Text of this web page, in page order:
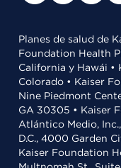
Planes de salud de
Foundation Health
California y Hawái •
Colorado • Kaiser
Nine Piedmont
GA 30305 • Kaiser
Atlántico Medio,
D.C., 4000 Garden
Kaiser Foundation